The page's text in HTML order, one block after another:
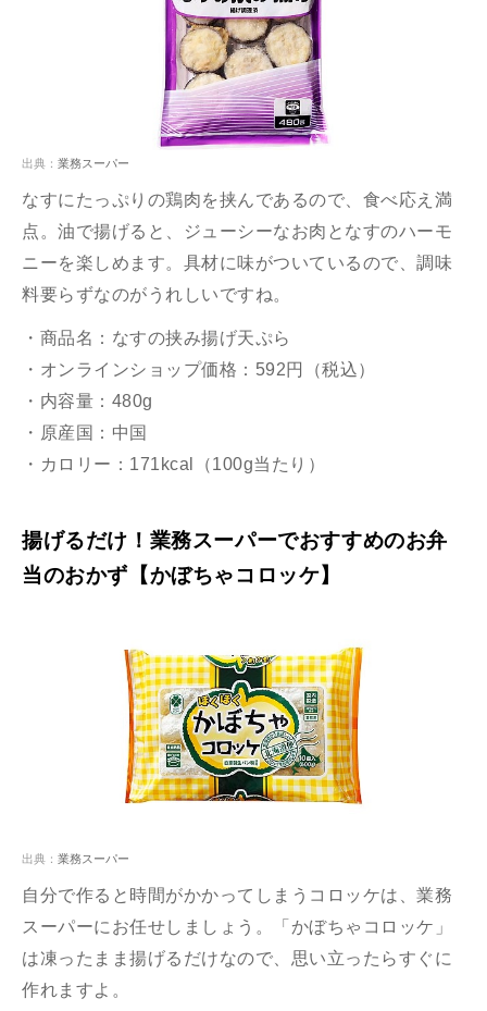
出典： 業務スーパー
なすにたっぷりの鶏肉を挟んであるので、食べ応え満
点。油で揚げると、ジューシーなお肉となすのハーモ
ニーを楽しめます。具材に味がついているので、調味
料要らずなのがうれしいですね。
・商品名：なすの挟み揚げ天ぷら
・オンラインショップ価格：592円（税込）
・内容量：480g
・原産国：中国
・カロリー：171kcal（100g当たり）
揚げるだけ！業務スーパーでおすすめのお弁
当のおかず【かぼちゃコロッケ】
出典： 業務スーパー
自分で作ると時間がかかってしまうコロッケは、業務
スーパーにお任せしましょう。「かぼちゃコロッケ」
は凍ったまま揚げるだけなので、思い立ったらすぐに
作れますよ。